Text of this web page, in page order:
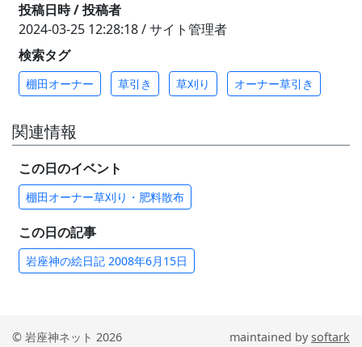
投稿日時 / 投稿者
2024-03-25 12:28:18 / サイト管理者
検索タグ
棚田オーナー 草引き 草刈り オーナー草引き
関連情報
この日のイベント
棚田オーナー草刈り・肥料散布
この日の記事
岩座神の絵日記 2008年6月15日
© 岩座神ネット 2026 maintained bysoftark